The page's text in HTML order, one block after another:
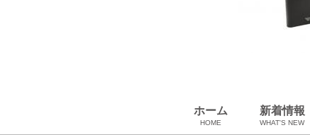
ホーム
HOME
新着情報
WHAT'S NEW